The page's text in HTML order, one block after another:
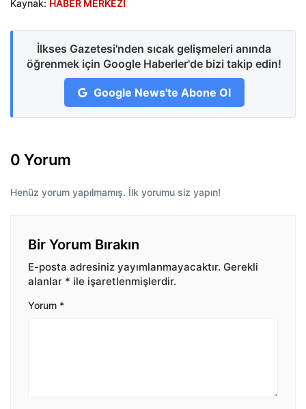
Kaynak: HABER MERKEZİ
İlkses Gazetesi'nden sıcak gelişmeleri anında
öğrenmek için Google Haberler'de bizi takip edin!
Google News'te Abone Ol
0 Yorum
Henüz yorum yapılmamış. İlk yorumu siz yapın!
Bir Yorum Bırakın
E-posta adresiniz yayımlanmayacaktır. Gerekli
alanlar * ile işaretlenmişlerdir.
Yorum *